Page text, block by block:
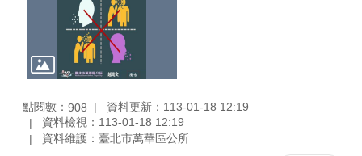
點閱數： 908
資料更新：113-01-18 12:19
資料檢視：113-01-18 12:19
資料維護：臺北市萬華區公所